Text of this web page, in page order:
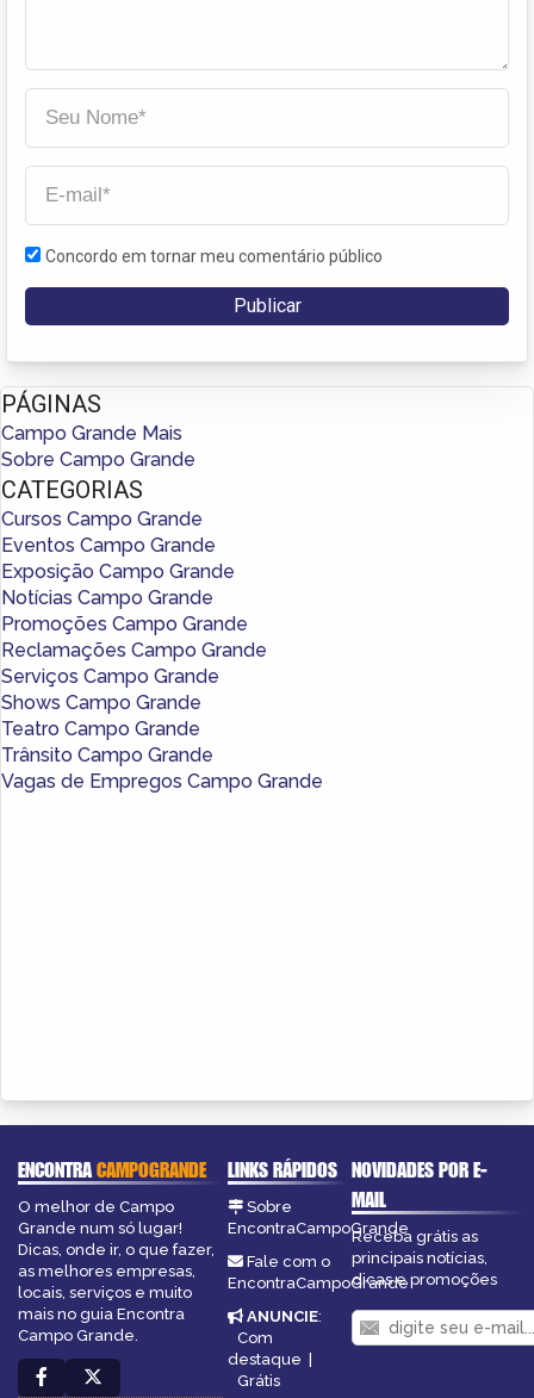
Concordo em tornar meu comentário público
PÁGINAS
Campo Grande Mais
Sobre Campo Grande
CATEGORIAS
Cursos Campo Grande
Eventos Campo Grande
Exposição Campo Grande
Notícias Campo Grande
Promoções Campo Grande
Reclamações Campo Grande
Serviços Campo Grande
Shows Campo Grande
Teatro Campo Grande
Trânsito Campo Grande
Vagas de Empregos Campo Grande
ENCONTRACAMPOGRANDE
O melhor de Campo
Grande num só lugar!
Dicas, onde ir, o que fazer,
as melhores empresas,
locais, serviços e muito
mais no guia Encontra
Campo Grande.
LINKS RÁPIDOS
Sobre
EncontraCampoGrande
Fale com o
EncontraCampoGrande
ANUNCIE:
Com
destaque |
Grátis
NOVIDADES POR E-
MAIL
Receba grátis as
principais notícias,
dicas e promoções